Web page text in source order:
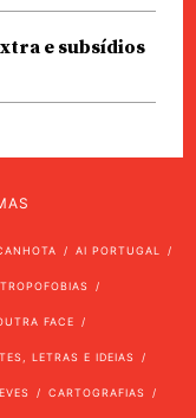
e subsídios
AI PORTUGAL
FACE
LETRAS E IDEIAS
CARTOGRAFIAS